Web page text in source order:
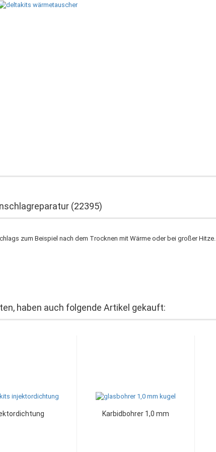
(22395)
zum Beispiel nach dem Trocknen mit Wärme oder bei großer Hitze.
haben auch folgende Artikel gekauft:
Karbidbohrer 1,0 mm